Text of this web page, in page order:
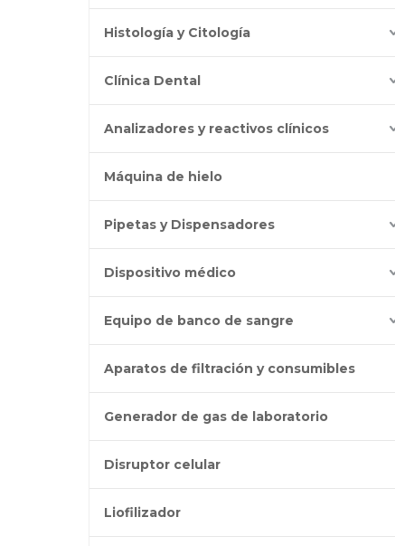
Histología y Citología
Clínica Dental
Analizadores y reactivos clínicos
Máquina de hielo
Pipetas y Dispensadores
Dispositivo médico
Equipo de banco de sangre
Aparatos de filtración y consumibles
Generador de gas de laboratorio
Disruptor celular
Liofilizador